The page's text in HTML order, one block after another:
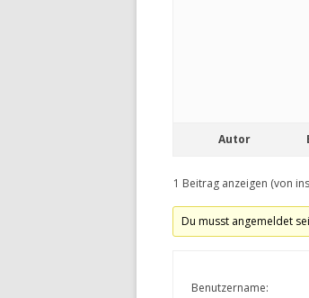
Autor
1 Beitrag anzeigen (von
Du musst angemeldet
Benutzername: